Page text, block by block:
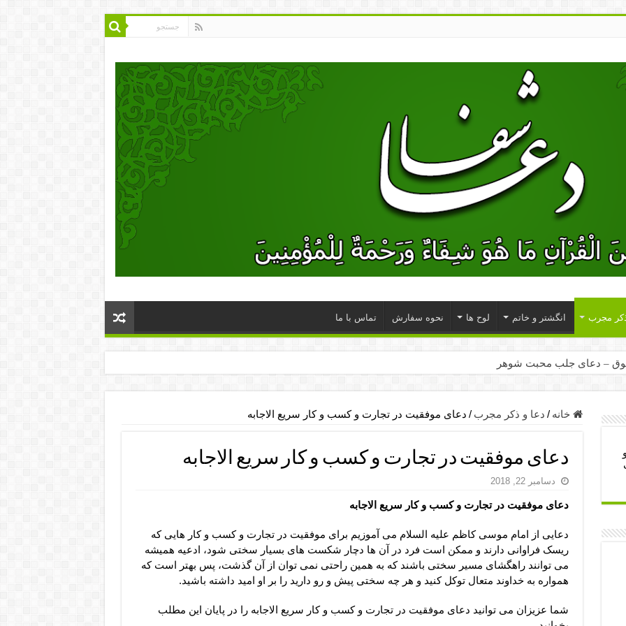
مجرب انگشتر و خاتم لوح ها نحوه سفارش تماس با ما
– دعای جلب محبت شوهر
– دعای یا من اظهر الجمیل برای حاجت
آن ها – ذکر مخصوص مستجاب الدعوه شدن
– دعای ترس و بی خوابی کودکان
دعای رفع مشکلات و طلب حاجت
– آیه‌ جلب ثروت و برکت مال
چشم زخم – دعای چشم زخم ماشاالله
برای آرامش قلب و رفع اضطراب
روز – دعای ثروت حضرت سلیمان
خانه / دعا و ذکر مجرب / دعای موفقیت در تجارت و کسب و کار سریع الاجابه
دعای موفقیت در تجارت و کسب و کار سریع الاجابه
دسامبر 22, 2018
دعای موفقیت در تجارت و کسب و کار سریع الاجابه
دعایی از امام موسی کاظم علیه السلام می آموزیم برای موفقیت در تجارت و کسب و کار هایی که
ریسک فراوانی دارند و ممکن است فرد در آن ها دچار شکست های بسیار سختی شود، ادعیه همیشه
می توانند راهگشای مسیر سختی باشند که به همین راحتی نمی توان از آن گذشت، پس بهتر است که
همواره به خداوند متعال توکل کنید و هر چه سختی پیش و رو دارید را بر او امید داشته باشید.
شما عزیزان می توانید دعای موفقیت در تجارت و کسب و کار سریع الاجابه را در پایان این مطلب